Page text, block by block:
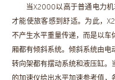
当X2000以高于普通电力
才能使旅客感到舒适。为此，
不产生水平重量传递，而是以车
厢都有倾斜系统。倾斜系统由电
转向架都有摆动系统和液压缸。
的加速仪给出水平加速参考值